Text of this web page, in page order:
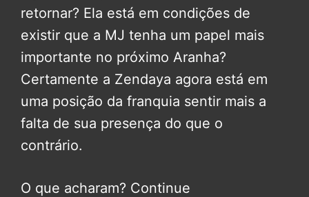
retornar? Ela está em condições de
existir que a MJ tenha um papel mais
importante no próximo Aranha?
Certamente a Zendaya agora está em
uma posição da franquia sentir mais a
falta de sua presença do que o
contrário.
O que acharam? Continue